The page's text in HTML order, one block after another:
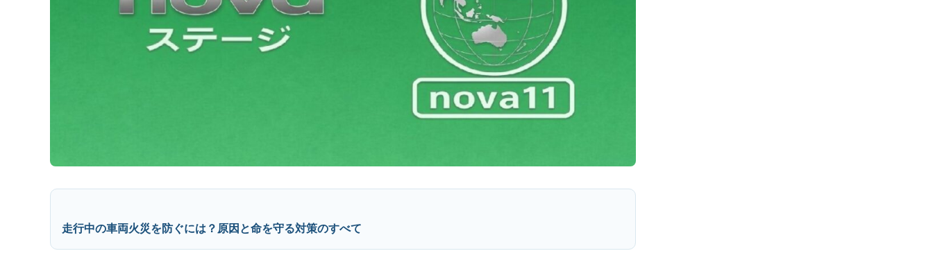
走行中の車両火災を防ぐには？原因と命を守る対策のすべて